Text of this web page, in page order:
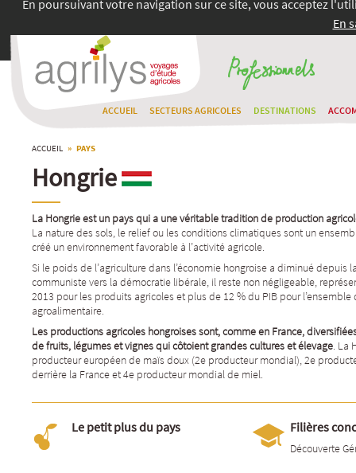
En poursuivant votre navigation sur ce site, vous acceptez
En
ACCUEIL SECTEURS AGRICOLES DESTINATIONS
ACCUEIL » PAYS
Hongrie
La Hongrie est un pays qui a une véritable tradition de production
La nature des sols, le relief ou les conditions climatiques sont un
créé un environnement favorable à l’activité agricole.
Si le poids de l’agriculture dans l’économie hongroise a diminué depuis
communiste vers la démocratie libérale, il reste non négligeable,
2013 pour les produits agricoles et plus de 12 % du PIB pour l’ensemble
agroalimentaire.
Les productions agricoles hongroises sont, comme en France,
de fruits, légumes et vignes qui côtoient grandes cultures et élevage. La
producteur européen de maïs doux (2e producteur mondial), 2e
derrière la France et 4e producteur mondial de miel.
Le petit plus du pays Filières
Découverte